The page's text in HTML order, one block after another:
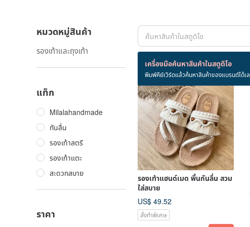
หมวดหมู่สินค้า
รองเท้าและถุงเท้า
แท็ก
Milalahandmade
กันลื่น
รองเท้าสตรี
รองเท้าแตะ
สะดวกสบาย
ราคา
เครื่องมือค้นหาสินค้าในสตูดิโอ
พิมพ์คีย์เวิร์ดแล้วค้นหาสินค้าของแบรนด์ได้เ
สินค้า 1 ชิ้น
รองเท้าแฮนด์เมด พื้นกันลื่น สวม
ใส่สบาย
US$ 49.52
สั่งทำพิเศษ